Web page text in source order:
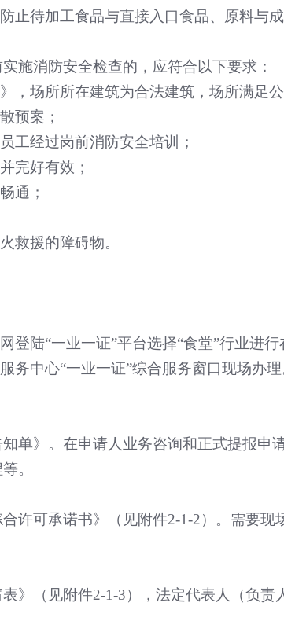
止待加工食品与直接入口食品、原料与
施消防安全检查的，应符合以下要求：
，场所所在建筑为合法建筑，场所满足
预案；
工经过岗前消防安全培训；
完好有效；
通；
救援的障碍物。
登陆“一业一证”平台选择“食堂”行业进行
务中心“一业一证”综合服务窗口现场办理
单》。在申请人业务咨询和正式提报
。
许可承诺书》（见附件2-1-2）。需要现
》（见附件2-1-3），法定代表人（负责